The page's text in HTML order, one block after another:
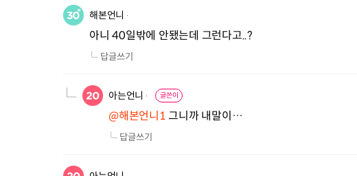
해본언니
아니 40일밖에 안됐는데 그런다고..?
답글쓰기
아는언니 글쓴이
@해본언니1 그니까 내말이…
답글쓰기